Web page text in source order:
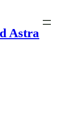
Astra